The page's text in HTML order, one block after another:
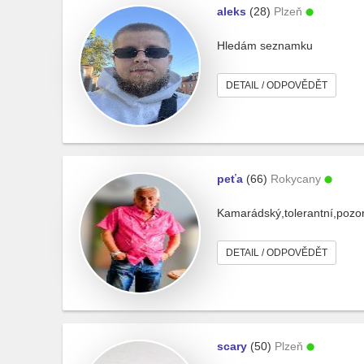
aleks (28) Plzeň
Hledám seznamku
DETAIL / ODPOVĚDĚT
peťa (66) Rokycany
DETAIL / ODPOVĚDĚT
scary (50) Plzeň